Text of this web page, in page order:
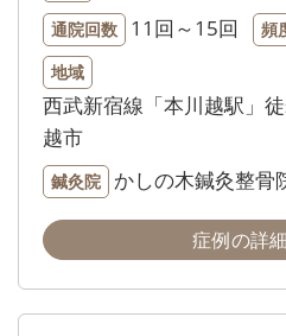
通院回数 11回～15回 頻
地域
西武新宿線「本川越駅
越市
鍼灸院 かしの木鍼灸整骨
症例の詳